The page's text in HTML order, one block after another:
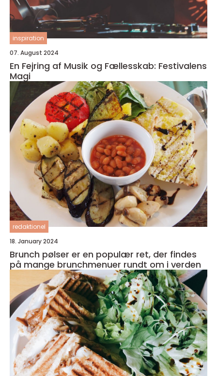
inspiration
07. August 2024
En Fejring af Musik og Fællesskab: Festivalens
Magi
redaktionel
18. January 2024
Brunch pølser er en populær ret, der findes
på mange brunchmenuer rundt om i verden